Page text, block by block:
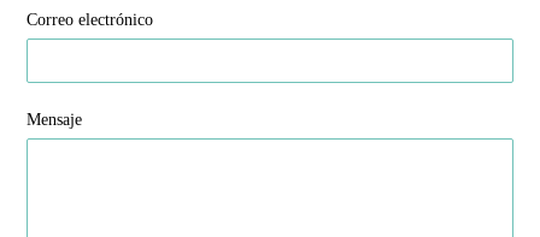
Correo electrónico
Mensaje